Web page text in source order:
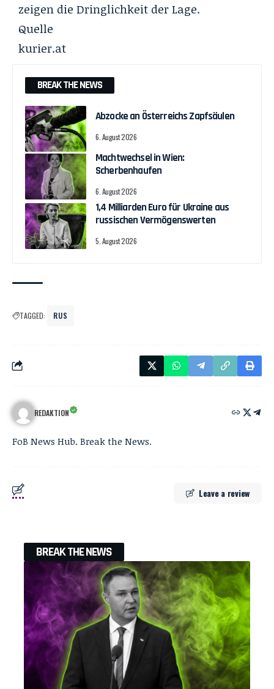
zeigen die Dringlichkeit der Lage.
Quelle
kurier.at
BREAK THE NEWS
Abzocke an Österreichs Zapfsäulen
6. August 2026
Machtwechsel in Wien:
Scherbenhaufen
6. August 2026
1,4 Milliarden Euro für Ukraine aus
russischen Vermögenswerten
5. August 2026
TAGGED: RUS
REDAKTION
FoB News Hub. Break the News.
Leave a review
BREAK THE NEWS